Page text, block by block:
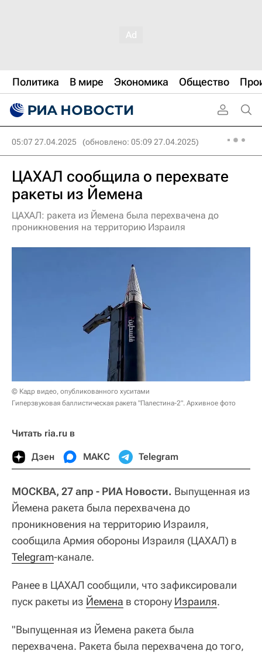
Политика В мире Экономика Общество
05:07 27.04.2025 (обновлено: 05:09 27.04.2025)
ЦАХАЛ сообщила о перехвате
ракеты из Йемена
ЦАХАЛ: ракета из Йемена была перехвачена до
проникновения на территорию Израиля
© Кадр видео, опубликованного хуситами
Гиперзвуковая баллистическая ракета "Палестина-2". Архивное фото
Читать ria.ru в
Дзен МАКС Telegram
МОСКВА, 27 апр - РИА Новости. Выпущенная из
Йемена ракета была перехвачена до
проникновения на территорию Израиля,
сообщила Армия обороны Израиля (ЦАХАЛ) в
Telegram-канале.
Ранее в ЦАХАЛ сообщили, что зафиксировали
пуск ракеты из Йемена в сторону Израиля.
"Выпущенная из Йемена ракета была
перехвачена. Ракета была перехвачена до того,